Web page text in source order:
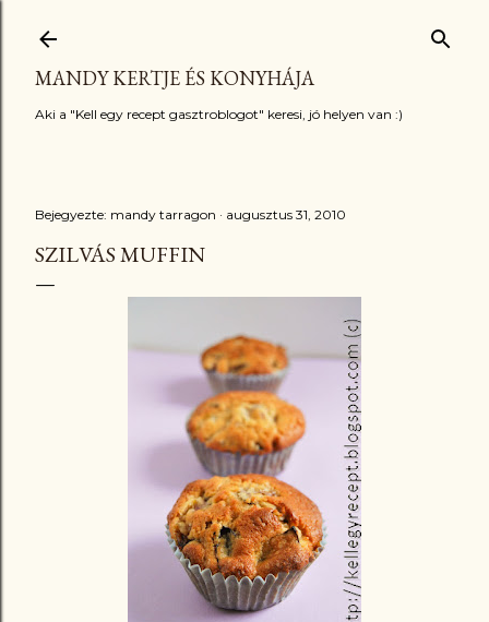
MANDY KERTJE ÉS KONYHÁJA
Aki a "Kell egy recept gasztroblogot" keresi, jó helyen van :)
Bejegyezte: mandy tarragon augusztus 31, 2010
SZILVÁS MUFFIN